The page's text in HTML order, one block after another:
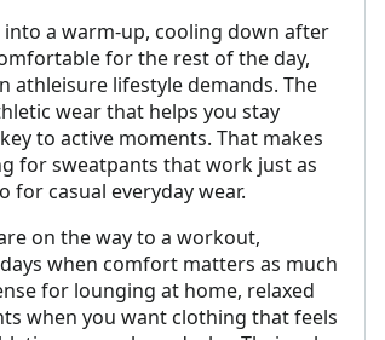
a warm-up, cooling down after
for the rest of the day,
lifestyle demands. The
wear that helps you stay
to active moments. That makes
for sweatpants that work just as
for casual everyday wear.
on the way to a workout,
when comfort matters as much
for lounging at home, relaxed
when you want clothing that feels